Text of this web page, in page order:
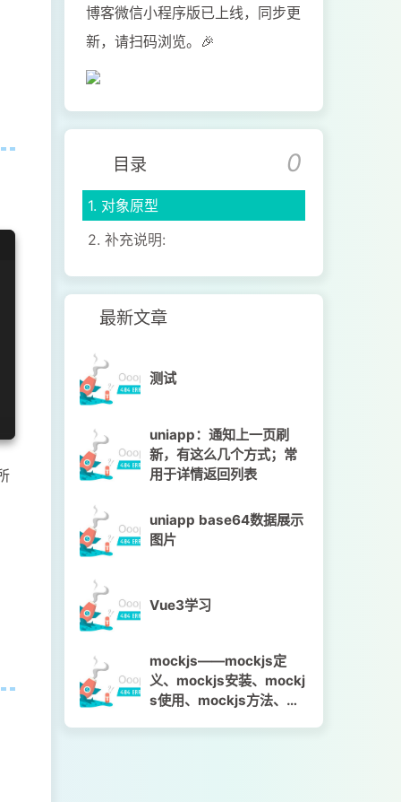
博客微信小程序版已上线，同步更
新，请扫码浏览。🎉
目录 0
1. 对象原型
2. 补充说明:
最新文章
测试
uniapp：通知上一页刷
新，有这么几个方式；常
用于详情返回列表
uniapp base64数据展示
图片
Vue3学习
mockjs——mockjs定
义、mockjs安装、mockj
s使用、mockjs方法、mo